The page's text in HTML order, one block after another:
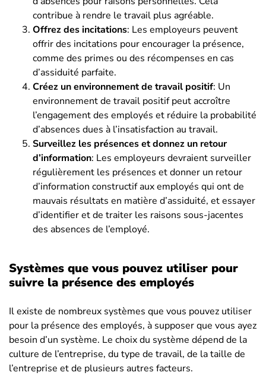
contribue à rendre le travail plus agréable.
Offrez des incitations: Les employeurs peuvent
offrir des incitations pour encourager la présence,
comme des primes ou des récompenses en cas
d’assiduité parfaite.
Créez un environnement de travail positif: Un
environnement de travail positif peut accroître
l’engagement des employés et réduire la probabilité
d’absences dues à l’insatisfaction au travail.
Surveillez les présences et donnez un retour
d’information: Les employeurs devraient surveiller
régulièrement les présences et donner un retour
d’information constructif aux employés qui ont de
mauvais résultats en matière d’assiduité, et essayer
d’identifier et de traiter les raisons sous-jacentes
des absences de l’employé.
Systèmes que vous pouvez utiliser pour
suivre la présence des employés
Il existe de nombreux systèmes que vous pouvez utiliser
pour la présence des employés, à supposer que vous ayez
besoin d’un système. Le choix du système dépend de la
culture de l’entreprise, du type de travail, de la taille de
l’entreprise et de plusieurs autres facteurs.